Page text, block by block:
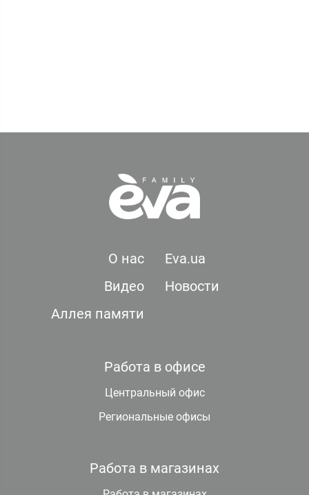
О нас
Eva.ua
Видео
Новости
Аллея памяти
Работа в офисе
Центральный офис
Региональные офисы
Работа в магазинах